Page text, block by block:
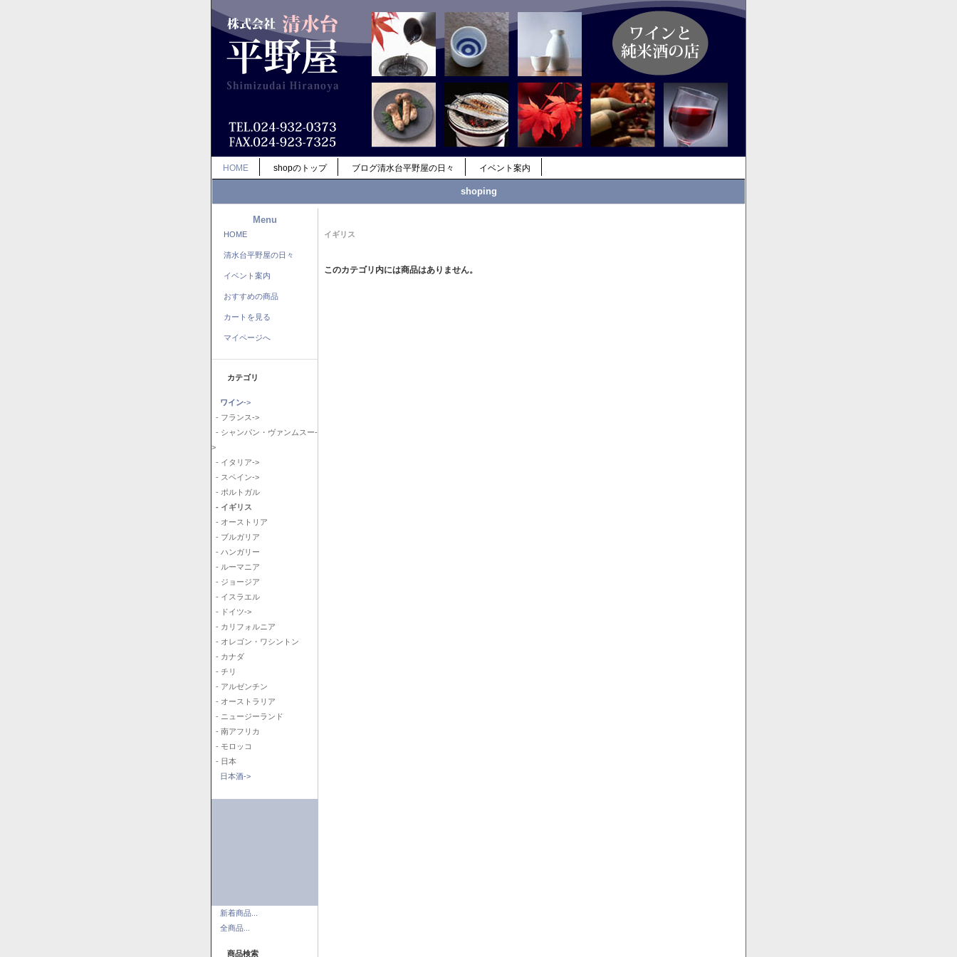
HOME shopのトップ ブログ清水台平野屋の日々 イベント案内
shoping
Menu
HOME
清水台平野屋の日々
イベント案内
おすすめの商品
カートを見る
マイページへ
カテゴリ
ワイン->
- フランス->
- シャンパン・ヴァンムスー-
>
- イタリア->
- スペイン->
- ポルトガル
- イギリス
- オーストリア
- ブルガリア
- ハンガリー
- ルーマニア
- ジョージア
- イスラエル
- ドイツ->
- カリフォルニア
- オレゴン・ワシントン
- カナダ
- チリ
- アルゼンチン
- オーストラリア
- ニュージーランド
- 南アフリカ
- モロッコ
- 日本
日本酒->
新着商品...
全商品...
商品検索
イギリス
このカテゴリ内には商品はありません。